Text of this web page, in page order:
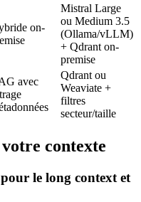
on-
Mistral Large
ou Medium 3.5
(Ollama/vLLM)
+ Qdrant on-
premise
avec
Qdrant ou
Weaviate +
filtres
secteur/taille
contexte
le long context et